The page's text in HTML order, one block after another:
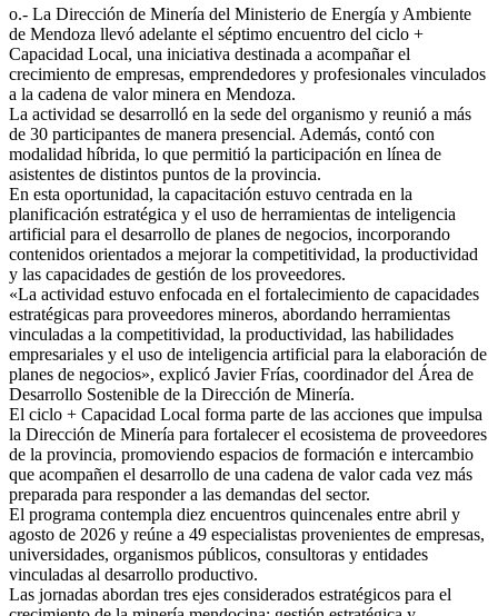
o.- La Dirección de Minería del Ministerio de Energía y Ambiente
de Mendoza llevó adelante el séptimo encuentro del ciclo +
Capacidad Local, una iniciativa destinada a acompañar el
crecimiento de empresas, emprendedores y profesionales vinculados
a la cadena de valor minera en Mendoza.
La actividad se desarrolló en la sede del organismo y reunió a más
de 30 participantes de manera presencial. Además, contó con
modalidad híbrida, lo que permitió la participación en línea de
asistentes de distintos puntos de la provincia.
En esta oportunidad, la capacitación estuvo centrada en la
planificación estratégica y el uso de herramientas de inteligencia
artificial para el desarrollo de planes de negocios, incorporando
contenidos orientados a mejorar la competitividad, la productividad
y las capacidades de gestión de los proveedores.
«La actividad estuvo enfocada en el fortalecimiento de capacidades
estratégicas para proveedores mineros, abordando herramientas
vinculadas a la competitividad, la productividad, las habilidades
empresariales y el uso de inteligencia artificial para la elaboración de
planes de negocios», explicó Javier Frías, coordinador del Área de
Desarrollo Sostenible de la Dirección de Minería.
El ciclo + Capacidad Local forma parte de las acciones que impulsa
la Dirección de Minería para fortalecer el ecosistema de proveedores
de la provincia, promoviendo espacios de formación e intercambio
que acompañen el desarrollo de una cadena de valor cada vez más
preparada para responder a las demandas del sector.
El programa contempla diez encuentros quincenales entre abril y
agosto de 2026 y reúne a 49 especialistas provenientes de empresas,
universidades, organismos públicos, consultoras y entidades
vinculadas al desarrollo productivo.
Las jornadas abordan tres ejes considerados estratégicos para el